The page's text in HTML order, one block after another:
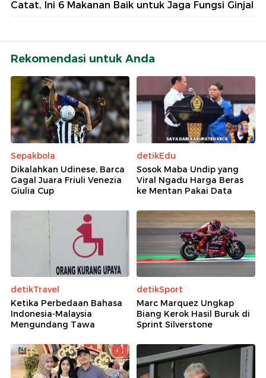
Catat, Ini 6 Makanan Baik untuk Jaga Fungsi Ginjal
Rekomendasi untuk Anda
Sepakbola
Dikalahkan Udinese, Barca
Gagal Juara Friuli Venezia
Giulia Cup
detikEdu
Sosok Maba Undip yang
Viral Ngadu Harga Beras
ke Mentan Pakai Data
detikTravel
Ketika Perbedaan Bahasa
Indonesia-Malaysia
Mengundang Tawa
detikSport
Marc Marquez Ungkap
Biang Kerok Hasil Buruk di
Sprint Silverstone